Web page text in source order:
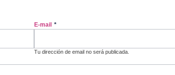
E-mail *
Tu dirección de email no será publicada.